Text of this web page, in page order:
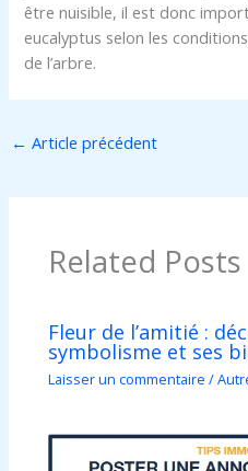
être nuisible, il est donc
eucalyptus selon les
de l’arbre.
← Article précédent
Related Posts
Fleur de l’amitié :
symbolisme et ses
Laisser un commentaire /